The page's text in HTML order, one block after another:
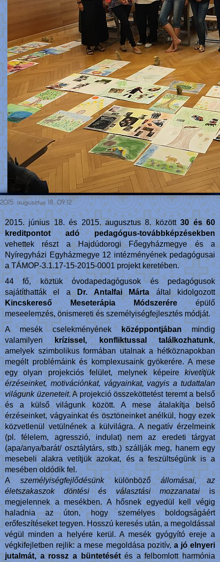
2015. augusztus 18. 09:12
2015. június 18. és 2015. augusztus 8. között30 és 60
kreditpontot adó pedagógus-továbbképzésekben
vehettek részt a Hajdúdorogi Főegyházmegye és a
Nyíregyházi Egyházmegye 12 intézményének pedagógusai
a TÁMOP-3.1.17-15-2015-0001 projekt keretében.
44 fő, köztük óvodapedagógusok és pedagógusok
sajátíthatták el aDr. Antalfai Mártaáltal kidolgozott
Kincskereső Meseterápia Módszeréreépülő
meseelemzés, önismereti és személyiségfejlesztés módját.
A mesék cselekményénekközéppontjában mindig
valamilyen krízissel, konfliktussal találkozhatunk,
amelyek szimbolikus formában utalnak a hétköznapokban
megélt problémáink és komplexusaink gyökerére. A mese
egy olyan projekciós felület, melynek képeirekivetítjük
érzéseinket, motivációnkat, vágyainkat, vagyis a tudattalan
világunk üzeneteit. A projekció összeköttetést teremt a belső
és a külső világunk között. A mese átalakítja belső
érzéseinket, vágyainkat és ösztöneinket anélkül, hogy ezek
közvetlenül vetülnének a külvilágra. A negatív érzelmeink
(pl. félelem, agresszió, indulat) nem az eredeti tárgyat
(apa/anya/barát/ osztálytárs, stb.) szállják meg, hanem egy
mesebeli alakra vetítjük azokat, és a feszültségünk is a
mesében oldódik fel.
Aszemélyiségfejlődésünkkülönbözőállomásai, az
életszakaszok döntési és választási mozzanataiis
megjelennek a mesékben. A hősnek egyedül kell végig
haladnia az úton, hogy személyes boldogságáért
erőfeszítéseket tegyen. Hosszú keresés után, a megoldással
végül minden a helyére kerül. A mesék gyógyító ereje a
végkifejletben rejlik: a mese megoldása pozitív,a jó elnyeri
jutalmát, a rossz a büntetésétés a felbomlott harmónia